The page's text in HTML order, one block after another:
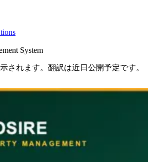
System
されます。翻訳は近日公開予定です。